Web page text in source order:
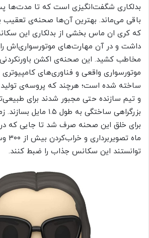
بدلکاری شگفت‌انگیزی است که تا مدت‌ها
باقی می‌ماند. بهترین آن‌ها صحنه‌ی
که کری ان ماس بخشی از بدلکاری این
داشت و در آن مهارت‌های موتورسواری‌اش
مخاطب کشید. این صحنه‌ی اکشن
ساخته شده است؛ هرچند که پروسه‌ی
و تیم سازنده حتی مجبور شدند برای
بزرگراهی ساختگی به
برای خلق این صحنه صرف شد تا جایی که
ماه
توانستند این سکانس جذاب را ضبط کنند.